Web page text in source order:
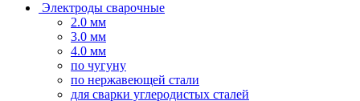
Электроды сварочные
2.0 мм
3.0 мм
4.0 мм
по чугуну
по нержавеющей стали
для сварки углеродистых сталей